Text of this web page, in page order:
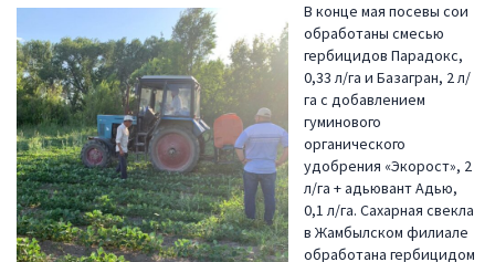
В конце мая посевы сои
обработаны смесью
гербицидов Парадокс,
0,33 л/га и Базагран, 2 л/
га с добавлением
гуминового
органического
удобрения «Экорост», 2
л/га + адьювант Адью,
0,1 л/га. Сахарная свекла
в Жамбылском филиале
обработана гербицидом